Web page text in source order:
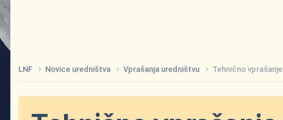
LNF Novice uredništva Vprašanja uredništvu Tehnično vprašanje